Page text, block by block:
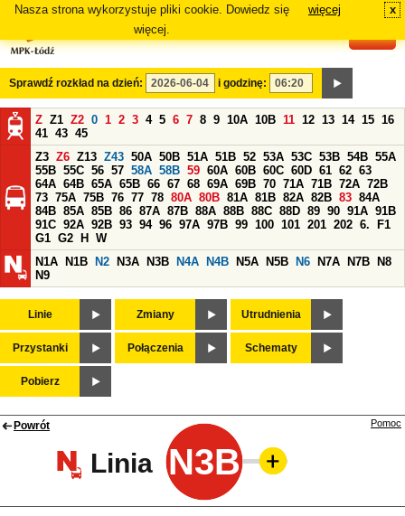
Nasza strona wykorzystuje pliki cookie. Dowiedz się
więcej.
więcej x
Sprawdź rozkład na dzień: i godzinę:
Z Z1 Z2 0 1 2 3 4 5 6 7 8 9 10A 10B 11 12 13 14 15 16
41 43 45
Z3 Z6 Z13 Z43 50A 50B 51A 51B 52 53A 53C 53B 54B 55A
55B 55C 56 57 58A 58B 59 60A 60B 60C 60D 61 62 63
64A 64B 65A 65B 66 67 68 69A 69B 70 71A 71B 72A 72B
73 75A 75B 76 77 78 80A 80B 81A 81B 82A 82B 83 84A
84B 85A 85B 86 87A 87B 88A 88B 88C 88D 89 90 91A 91B
91C 92A 92B 93 94 96 97A 97B 99 100 101 201 202 6.
F1
G1 G2 H
W
N1A
N1B N2 N3A N3B N4A N4B N5A N5B N6 N7A N7B
N8
N9
Linie Zmiany Utrudnienia
Przystanki Połączenia Schematy
Pobierz
Powrót
Linia N3B
Pomoc